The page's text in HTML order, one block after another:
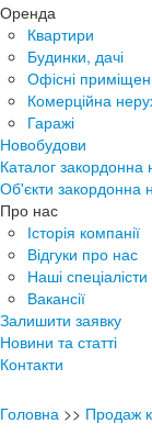
Оренда
Квартири
Будинки, дачі
Офісні
Комерційна
Гаражі
Новобудови
Каталог закордонна
Об'єкти закордонна
Про нас
Історія компанії
Відгуки про нас
Наші спеціалісти
Вакансії
Залишити заявку
Новини та статті
Контакти
Головна >> Продаж